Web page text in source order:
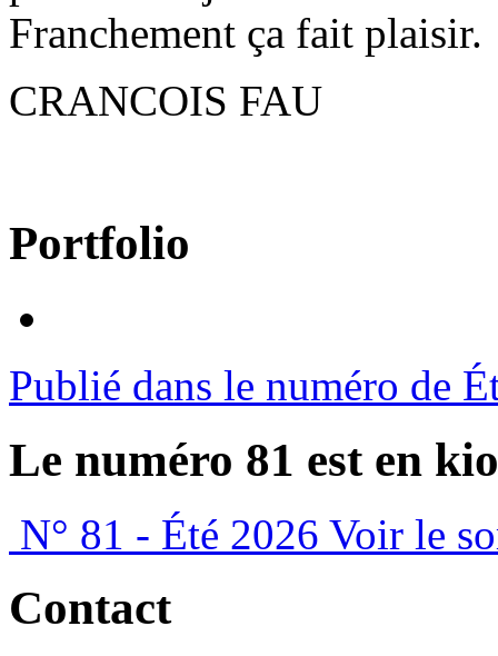
Franchement ça fait
CRANCOIS FAU
Portfolio
Publié dans le numéro de
Le numéro 81 est en
N° 81 - Été 2026 Voir le
Contact